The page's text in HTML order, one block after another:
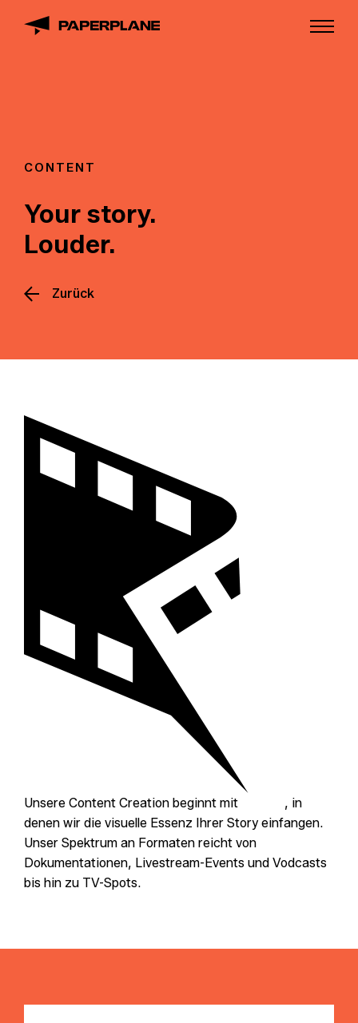
CONTENT
Your story.
Louder.
Zurück
Unsere Content Creation beginnt mit
, in
denen wir die visuelle Essenz Ihrer Story einfangen.
Unser Spektrum an Formaten reicht von
Dokumentationen, Livestream-Events und Vodcasts
bis hin zu TV-Spots.